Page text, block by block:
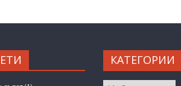
КАТЕГОРИИ